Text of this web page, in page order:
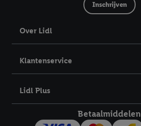
Inschrijven
Over Lidl
Klantenservice
Lidl Plus
Betaalmiddelen